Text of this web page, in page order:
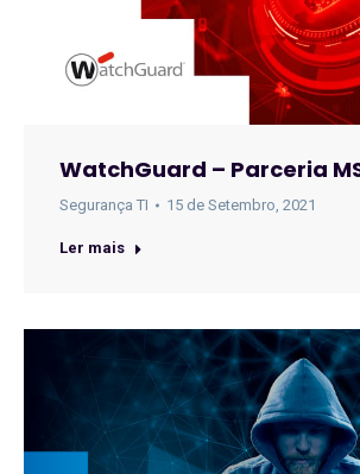
WatchGuard – Parceria
Segurança TI 15 de Setembro, 2021
Ler mais